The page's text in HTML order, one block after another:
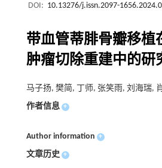
DOI: 10.13276/j.issn.2097-
带血管蒂腓骨瓣移植
肿瘤切除重建中的研
马子扬, 樊简, 丁师, 张笑雨, 刘海瑞,
作者信息 +
Author information +
文章历史 +